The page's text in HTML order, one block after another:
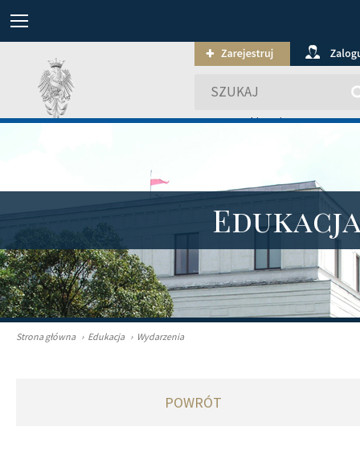
wyszukiwanie
Strona główna › Edukacja › Wydarzenia
POWRÓT